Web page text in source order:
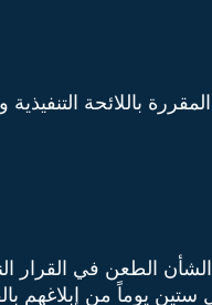
باللائحة
الطعن في القرار